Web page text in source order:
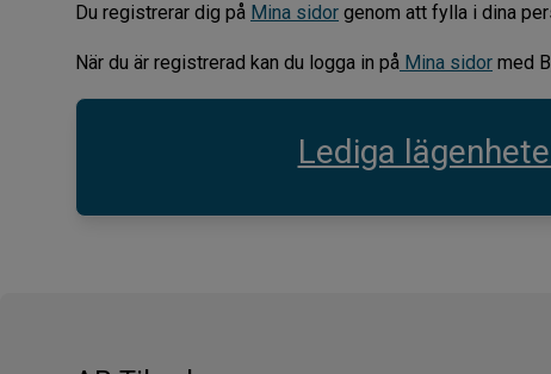
Du registrerar dig på Mina sidor genom att fylla i dina
När du är registrerad kan du logga in på Mina sidor med
Lediga